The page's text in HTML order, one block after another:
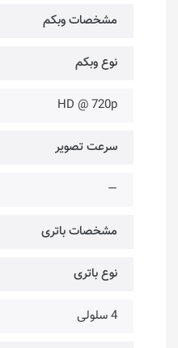
مشخصات وبکم
نوع وبکم
HD @ 720p
سرعت تصویر
—
مشخصات باتری
نوع باتری
4 سلولی